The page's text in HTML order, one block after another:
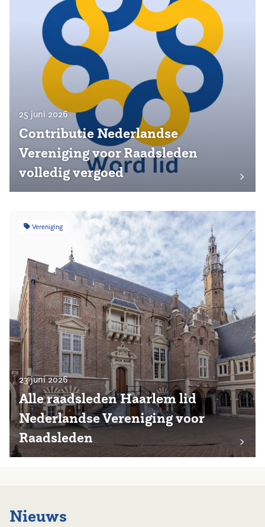
25 juni 2026
Contributie Nederlandse
Vereniging voor Raadsleden
volledig vergoed
Vereniging
23 juni 2026
Alle raadsleden Haarlem lid
Nederlandse Vereniging voor
Raadsleden
Nieuws